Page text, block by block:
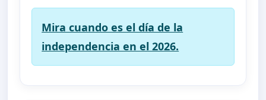
Mira cuando es el día de la
independencia en el 2026.